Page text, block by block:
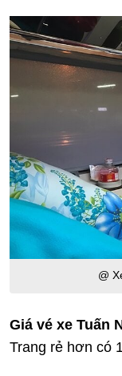
@
Giá vé xe Tuấn
Trang rẻ hơn có